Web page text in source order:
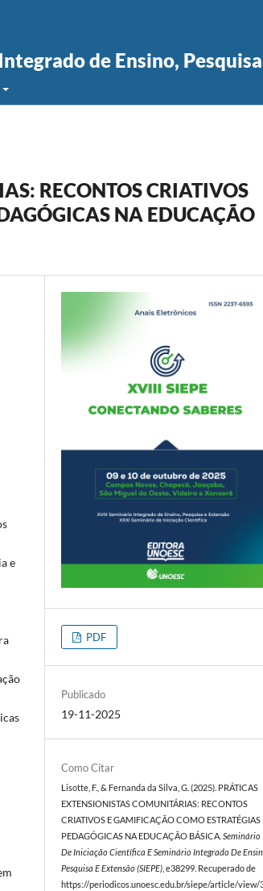
de Ensino, Pesquisa
RECONTOS CRIATIVOS
NA EDUCAÇÃO
e
PDF
Publicado
19-11-2025
Como Citar
Lisotte, F., & Fernanda da Silva, G. (2025). PRÁTICAS
EXTENSIONISTAS COMUNITÁRIAS: RECONTOS
CRIATIVOS E GAMIFICAÇÃO COMO ESTRATÉGIAS
PEDAGÓGICAS NA EDUCAÇÃO BÁSICA.Seminário
De Iniciação Científica E Seminário Integrado De
Pesquisa E Extensão (SIEPE), e38299. Recuperado de
https://periodicos.unoesc.edu.br/siepe/article/view/